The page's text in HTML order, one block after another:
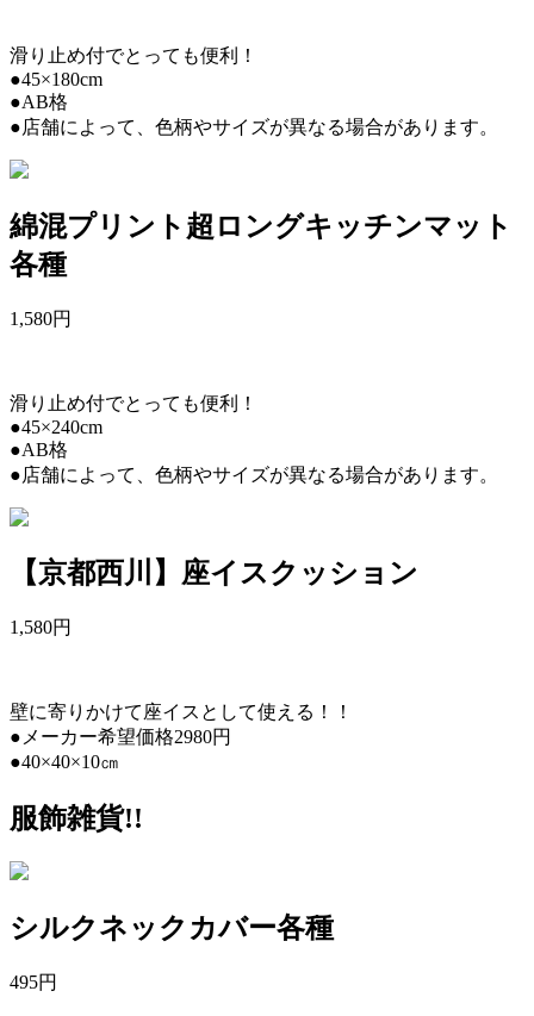
滑り止め付でとっても便利！
●45×180cm
●AB格
●店舗によって、色柄やサイズが異なる場合があります。
綿混プリント超ロングキッチンマット
各種
1,580円
滑り止め付でとっても便利！
●45×240cm
●AB格
●店舗によって、色柄やサイズが異なる場合があります。
【京都西川】座イスクッション
1,580円
壁に寄りかけて座イスとして使える！！
●メーカー希望価格2980円
●40×40×10㎝
服飾雑貨!!
シルクネックカバー各種
495円